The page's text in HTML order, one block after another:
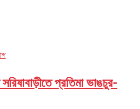
প্রতিমা ভাঙচুর-